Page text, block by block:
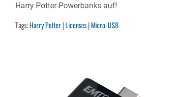
Harry Potter-Powerbanks auf!
Tags:Harry Potter|Licenses|Micro-USB